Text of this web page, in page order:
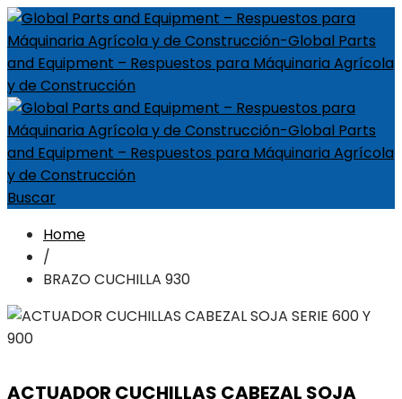
Buscar
Home
/
BRAZO CUCHILLA 930
ACTUADOR CUCHILLAS CABEZAL SOJA